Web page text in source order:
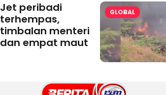
Jet peribadi
terhempas,
timbalan menteri
dan empat maut
GLOBAL